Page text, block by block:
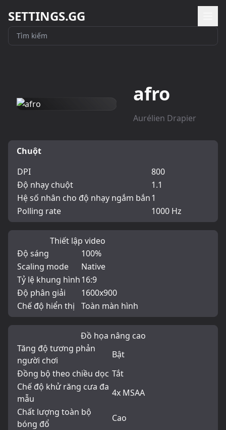
SETTINGS.GG
afro
Aurélien Drapier
Chuột
DPI
800
Độ nhạy chuột
1.1
Hệ số nhân cho độ nhạy ngắm bắn1
Polling rate
1000 Hz
Thiết lập video
Độ sáng
100%
Scaling mode
Native
Tỷ lệ khung hình16:9
Độ phân giải
1600x900
Chế độ hiển thị
Toàn màn hình
Đồ họa nâng cao
Tăng độ tương phản
người chơi
Bật
Đồng bộ theo chiều dọc Tắt
Chế độ khử răng cưa đa
mẫu
4x MSAA
Chất lượng toàn bộ
bóng đổ
Cao